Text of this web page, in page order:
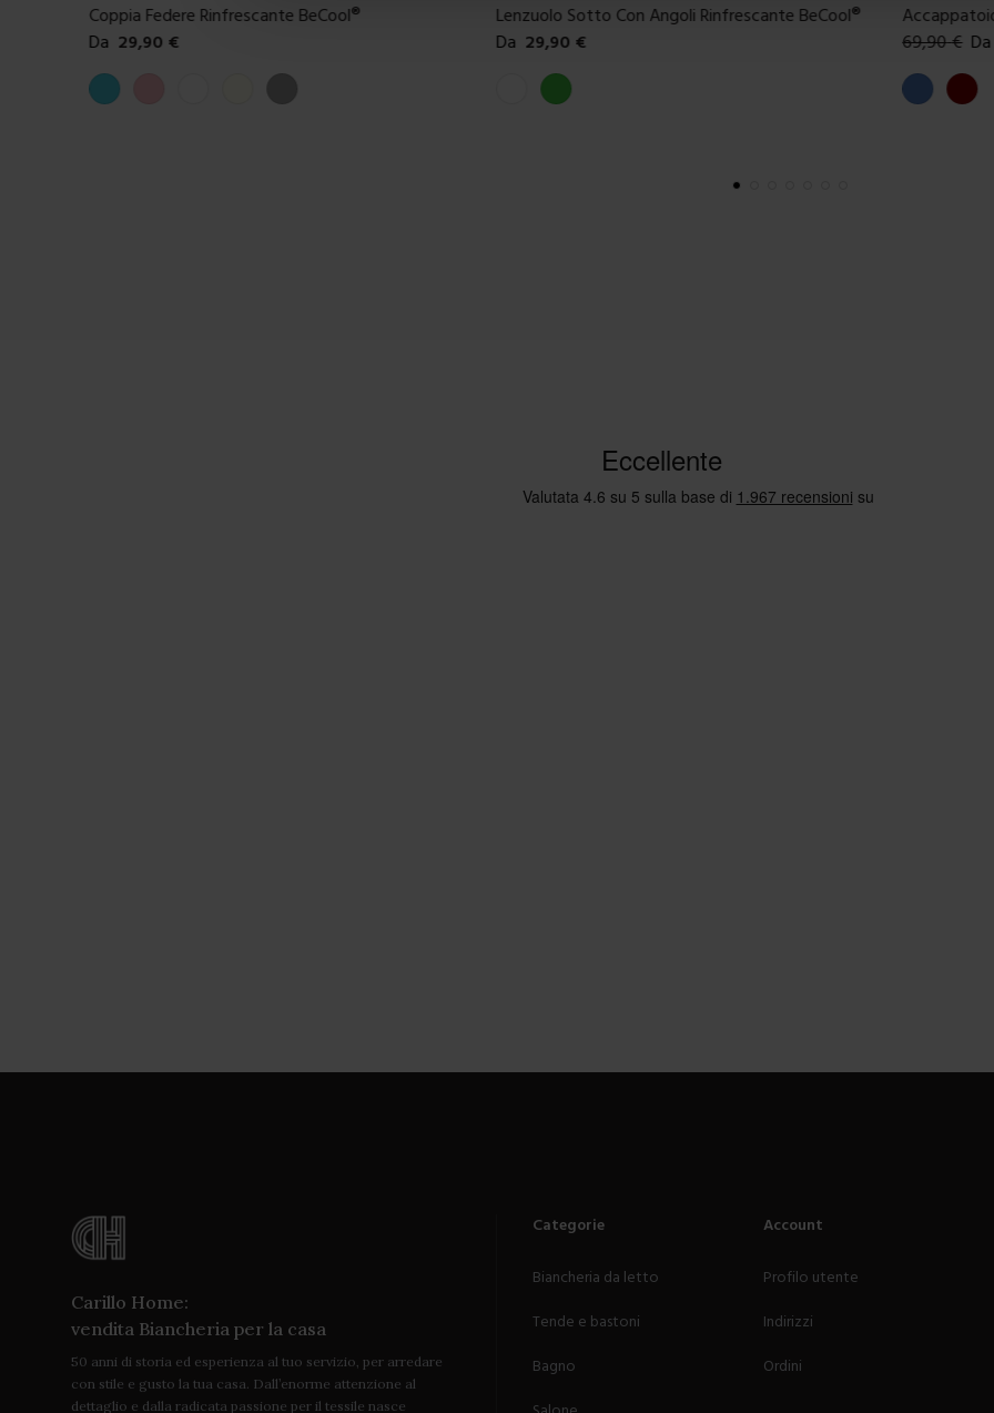
Coppia Federe Rinfrescante BeCool®
Da 29,90 €
Colori disponibili
Azzurro AvorioGrigio perla
Lenzuolo Sotto Con Angoli Rinfrescante BeCool®
Da 29,90 €
Colori disponibili
BiancoVerde
69,90€ Da
Colori
Blue
Carillo Home:
vendita Biancheria per la casa
50 anni di storia ed esperienza al tuo servizio, per arredare
con stile e gusto la tua casa. Dall’enorme attenzione al
dettaglio e dalla radicata passione per il tessile nasce
Categorie
Biancheria da letto
Tende e bastoni
Bagno
Account
Profilo utente
Indirizzi
Ordini